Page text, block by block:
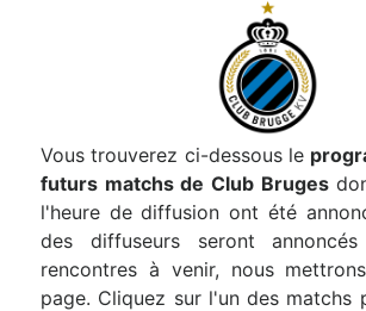
Vous trouverez ci-dessous le
futurs matchs de Club Bruges
l'heure de diffusion ont été
des diffuseurs seront
rencontres à venir, nous
page. Cliquez sur l'un des matchs